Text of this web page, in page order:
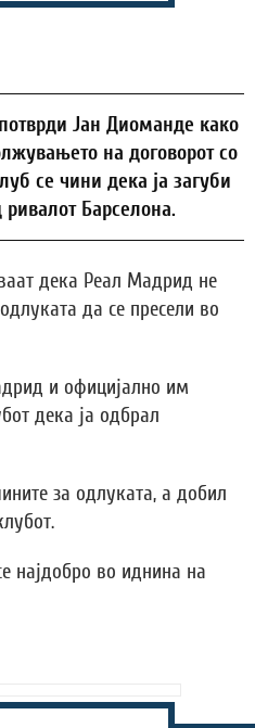
Јан Диоманде како
на договорот со
се чини дека ја загуби
Барселона.
дека Реал Мадрид не
да се пресели во
и официјално им
дека ја одбрал
за одлуката, а добил
најдобро во иднина на